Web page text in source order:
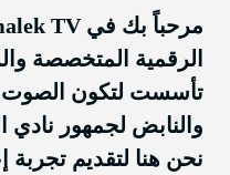
الرقمية المتخصصة
تأسست لتكون
والنابض لجمهور نادي
نحن هنا لتقديم تجربة